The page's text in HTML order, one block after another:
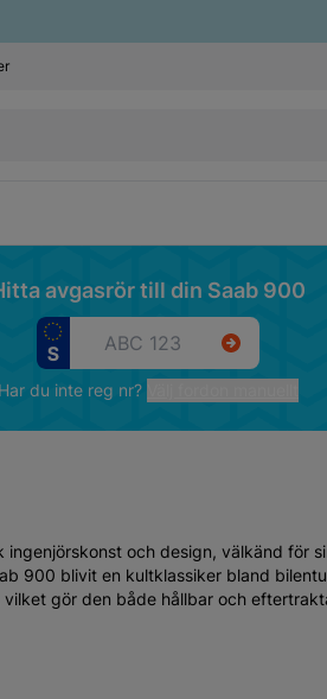
avgasrör till din Saab 900
Har du inte reg nr?
och design, välkänd för
900 blivit en kultklassiker bland
gör den både hållbar och